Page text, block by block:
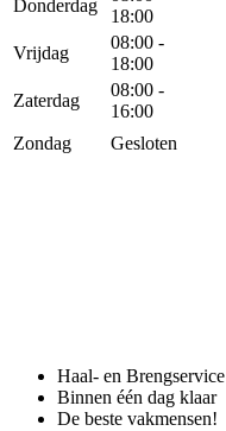
Donderdag
18:00
Vrijdag
08:00 -
18:00
Zaterdag
08:00 -
16:00
Zondag
Gesloten
Haal- en Brengservice
Binnen één dag klaar
De beste vakmensen!